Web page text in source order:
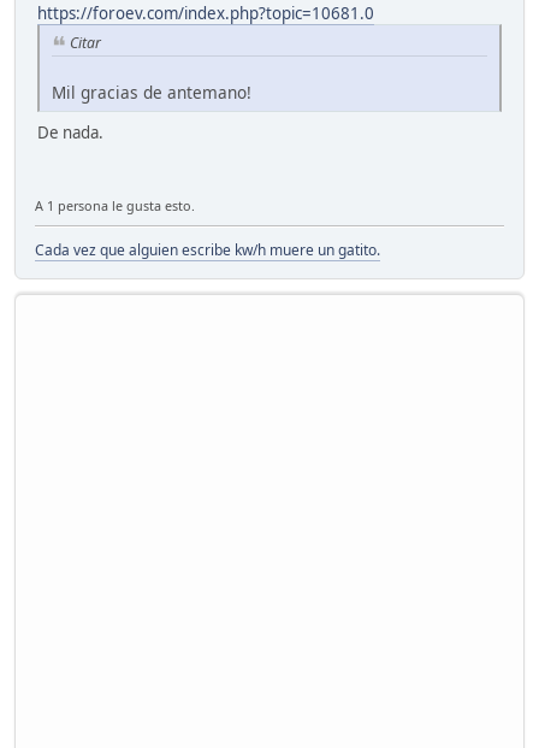
https://foroev.com/index.php?topic=10681.0
Citar
Mil gracias de antemano!
De nada.
A 1 persona le gusta esto.
Cada vez que alguien escribe kw/h muere un gatito.